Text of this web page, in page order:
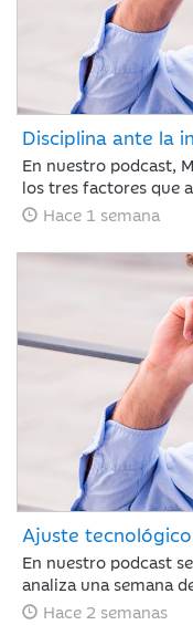
Disciplina ante la
En nuestro podcast,
los tres factores que
a su segunda semana
fuertes correcciones
resultados de
del BCE con los
arancelarias de EE.
los inversores
promesas, ahora se
generación de caja.
Hace 1 semana
Ajuste
En nuestro podcast
analiza una semana
repunte del crudo
Hace 2 semanas